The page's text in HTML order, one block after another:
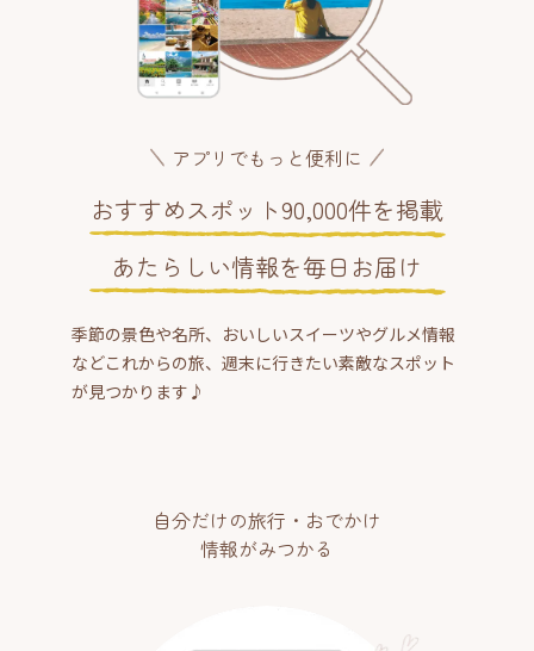
アプリでもっと便利に
おすすめスポット90,000件を掲載
あたらしい情報を毎日お届け
季節の景色や名所、おいしいスイーツやグルメ情報
などこれからの旅、週末に行きたい素敵なスポット
が見つかります♪
自分だけの旅行・おでかけ
情報がみつかる